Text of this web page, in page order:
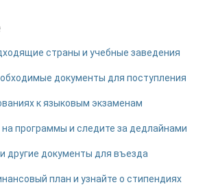
страны и учебные заведения
документы для поступления
к языковым экзаменам
на программы и следите за дедлайнами
другие документы для въезда
план и узнайте о стипендиях